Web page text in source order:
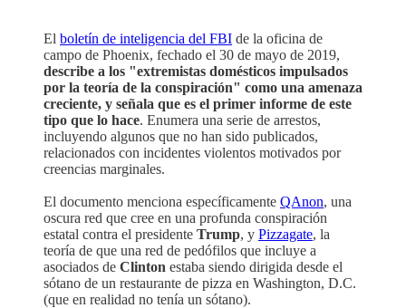
El boletín de inteligencia del FBI de la oficina de
campo de Phoenix, fechado el 30 de mayo de 2019,
describe a los "extremistas domésticos impulsados
por la teoría de la conspiración" como una amenaza
creciente, y señala que es el primer informe de este
tipo que lo hace. Enumera una serie de arrestos,
incluyendo algunos que no han sido publicados,
relacionados con incidentes violentos motivados por
creencias marginales.
El documento menciona específicamente QAnon, una
oscura red que cree en una profunda conspiración
estatal contra el presidente Trump, y Pizzagate, la
teoría de que una red de pedófilos que incluye a
asociados de Clinton estaba siendo dirigida desde el
sótano de un restaurante de pizza en Washington, D.C.
(que en realidad no tenía un sótano).